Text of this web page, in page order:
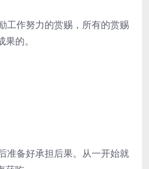
工作努力的赏赐，所有的赏赐
的。
准备好承担后果。从一开始就